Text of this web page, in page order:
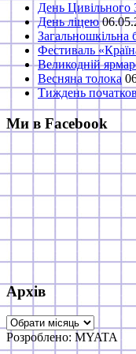
День Цивільного
День ліцею
Загальношкільна
Фестиваль
Великодній
Весняна толока
Тиждень
Ми в Facebook
Архів
Архів
Розроблено: MYATA